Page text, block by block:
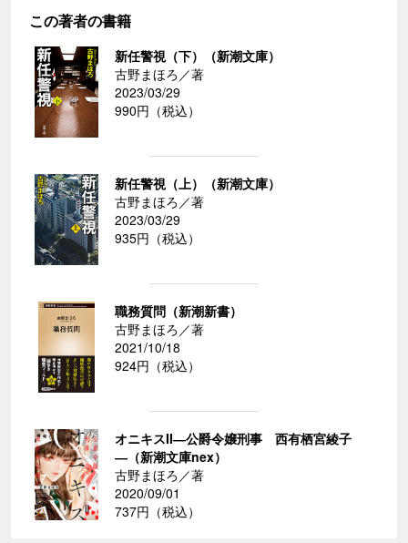
この著者の書籍
新任警視（下）（新潮文庫）
古野まほろ／著
2023/03/29
990円（税込）
新任警視（上）（新潮文庫）
古野まほろ／著
2023/03/29
935円（税込）
職務質問（新潮新書）
古野まほろ／著
2021/10/18
924円（税込）
オニキスII―公爵令嬢刑事 西有栖宮綾子
―（新潮文庫nex）
古野まほろ／著
2020/09/01
737円（税込）